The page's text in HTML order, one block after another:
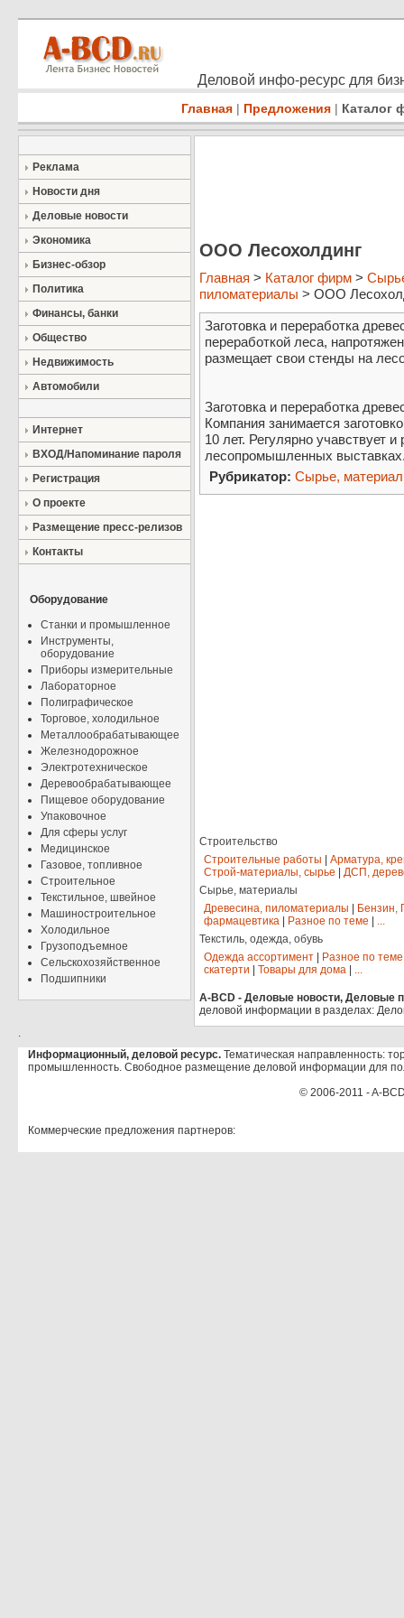
Деловой инфо-ресурс для
Главная | Предложения | Каталог
Реклама
Новости дня
Деловые новости
Экономика
Бизнес-обзор
Политика
Финансы, банки
Общество
Недвижимость
Автомобили
Интернет
ВХОД/Напоминание пароля
Регистрация
О проекте
Размещение пресс-релизов
Контакты
Оборудование
Станки и промышленное
Инструменты,
оборудование
Приборы измерительные
Лабораторное
Полиграфическое
Торговое, холодильное
Металлообрабатывающее
Железнодорожное
Электротехническое
Деревообрабатывающее
Пищевое оборудование
Упаковочное
Для сферы услуг
Медицинское
Газовое, топливное
Строительное
Текстильное, швейное
Машиностроительное
Холодильное
Грузоподъемное
Сельскохозяйственное
Подшипники
ООО Лесохолдинг
Главная > Каталог фирм >
пиломатериалы > ООО
Заготовка и переработка
переработкой леса,
размещает свои стенды на
Заготовка и переработка
Компания занимается
10 лет. Регулярно учавствует
лесопромышленных
Рубрикатор: Сырье,
Строительство
Строительные работы
Арматура,
Строй-материалы, сырье
ДСП,
Сырье, материалы
Древесина, пиломатериалы
Бензин,
фармацевтика
Разное по теме
...
Текстиль, одежда, обувь
Одежда ассортимент
Разное по теме
скатерти
Товары для дома ...
A-BCD - Деловые новости, Деловые
деловой информации в разделах:
.
Информационный, деловой ресурс. Тематическая направленность:
промышленность. Свободное размещение деловой информации для
© 2006-2011 - A-
Коммерческие предложения партнеров: